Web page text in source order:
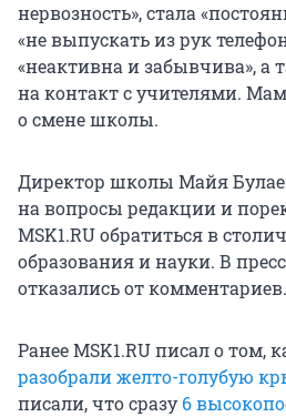
нервозность», стала
«не выпускать из рук
«неактивна и забывчива», а
на контакт с учителями.
о смене школы.
Директор школы Майя
на вопросы редакции и
MSK1.RU обратиться в
образования и науки. В
отказались от комментариев.
Ранее MSK1.RU писал о том,
разобрали желто-голубую
писали, что сразу6